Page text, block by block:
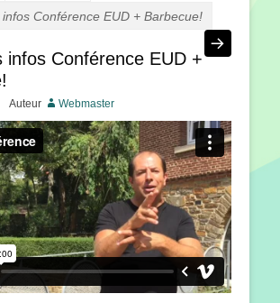
Conférence EUD + Barbecue!
infos Conférence EUD +
Auteur Webmaster